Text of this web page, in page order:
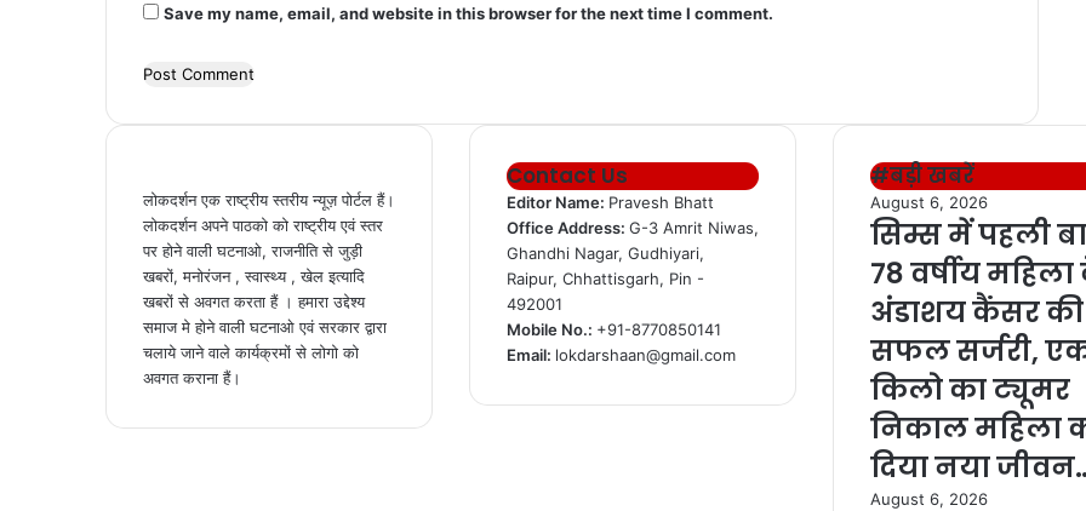
Save my name, email, and website in this browser for the next time I comment.
लोकदर्शन एक राष्ट्रीय स्तरीय न्यूज़ पोर्टल हैं।
लोकदर्शन अपने पाठको को राष्ट्रीय एवं स्तर
पर होने वाली घटनाओ, राजनीति से जुड़ी
खबरों, मनोरंजन , स्वास्थ्य , खेल इत्यादि
खबरों से अवगत करता हैं । हमारा उद्देश्य
समाज मे होने वाली घटनाओ एवं सरकार द्वारा
चलाये जाने वाले कार्यक्रमों से लोगो को
अवगत कराना हैं।
Contact Us
Editor Name: Pravesh Bhatt
Office Address: G-3 Amrit Niwas,
Ghandhi Nagar, Gudhiyari,
Raipur, Chhattisgarh, Pin -
492001
Mobile No.: +91-8770850141
Email: lokdarshaan@gmail.com
#बड़ी खबरें
August 6, 2026
सिम्स में पहली
78 वर्षीय
अंडाशय कैंसर की
सफल सर्जरी,
किलो का ट्यूमर
निकाल महिला
दिया नया
August 6, 2026